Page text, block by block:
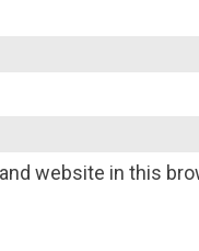
website in this